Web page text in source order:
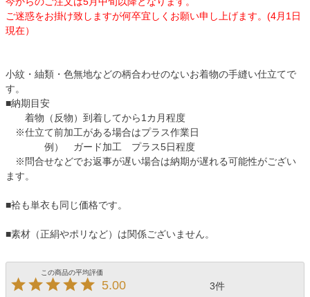
ご迷惑をお掛け致しますが何卒宜しくお願い申し上げます。(4月1日
現在）
小紋・紬類・色無地などの柄合わせのないお着物の手縫い仕立てで
す。
■納期目安
着物（反物）到着してから1カ月程度
※仕立て前加工がある場合はプラス作業日
例） ガード加工 プラス5日程度
※問合せなどでお返事が遅い場合は納期が遅れる可能性がござい
ます。
■袷も単衣も同じ価格です。
■素材（正絹やポリなど）は関係ございません。
5.00 3